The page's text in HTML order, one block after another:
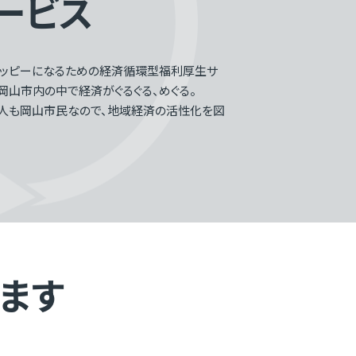
ビス
ピーになるための経済循環型福利厚生サ
山市内の中で経済がぐるぐる、めぐる。
も岡山市民なので、地域経済の活性化を図
す